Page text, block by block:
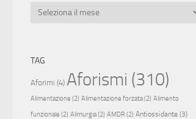
Archivi
TAG
Aforimi (4) Aforismi (310)
Alimentazione (2) Alimentazione forzata(2) Alimento
funzionale (2) Alimurgia(2) AMDR (2) Antiossidante (3)